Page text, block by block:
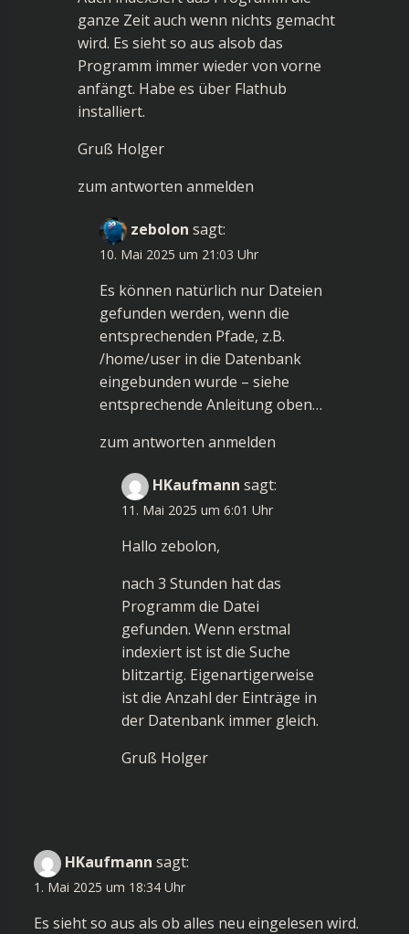
ganze Zeit auch wenn nichts gemacht
wird. Es sieht so aus alsob das
Programm immer wieder von vorne
anfängt. Habe es über Flathub
installiert.
Gruß Holger
zum antworten anmelden
zebolon sagt:
10. Mai 2025 um 21:03 Uhr
Es können natürlich nur Dateien
gefunden werden, wenn die
entsprechenden Pfade, z.B.
/home/user in die Datenbank
eingebunden wurde – siehe
entsprechende Anleitung oben…
zum antworten anmelden
HKaufmann sagt:
11. Mai 2025 um 6:01 Uhr
Hallo zebolon,
nach 3 Stunden hat das
Programm die Datei
gefunden. Wenn erstmal
indexiert ist ist die Suche
blitzartig. Eigenartigerweise
ist die Anzahl der Einträge in
der Datenbank immer gleich.
Gruß Holger
HKaufmann sagt:
1. Mai 2025 um 18:34 Uhr
Es sieht so aus als ob alles neu eingelesen wird.